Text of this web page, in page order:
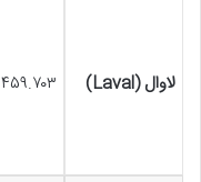
لاوال (Laval) ۴۵۹.۷۰۳